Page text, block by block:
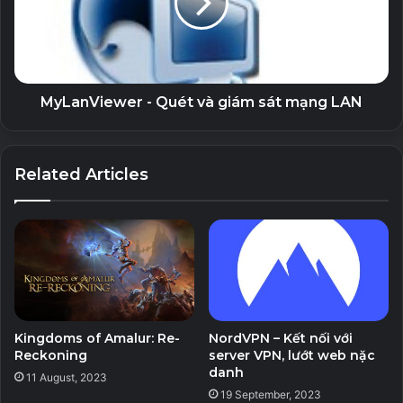
* Phần mềm đuôi Lrepacks, Repackme, Diakov,
KpoJIuK,TryRooM thì chỉ cần chạy file install.cmd là
được. Không chạy file exe.
* Phần mềm đuôi Portable thì chỉ cần giải nén và chạy
Related Articles
AutoPlay Menu Builder Unlocked – Tạo
Menu phát tự động
19 September, 2023
GiliSoft Secure Disc Creator Unlocked
– Ghi đĩa CD/DVD và bảo mật dữ liệu
7 September, 2023
MyLanViewer - Quét và giám sát mạng LAN
Related Articles
Kingdoms of Amalur: Re-
Reckoning
11 August, 2023
NordVPN – Kết nối với
server VPN, lướt web nặc
danh
19 September, 2023